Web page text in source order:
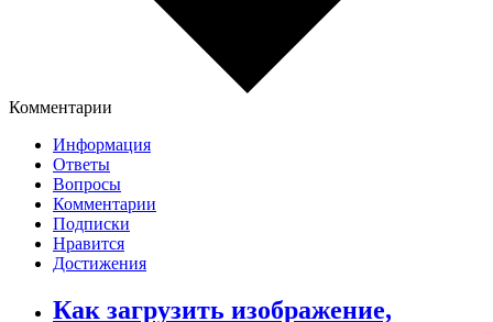
Комментарии
Информация
Ответы
Вопросы
Комментарии
Подписки
Нравится
Достижения
Как загрузить изображение,